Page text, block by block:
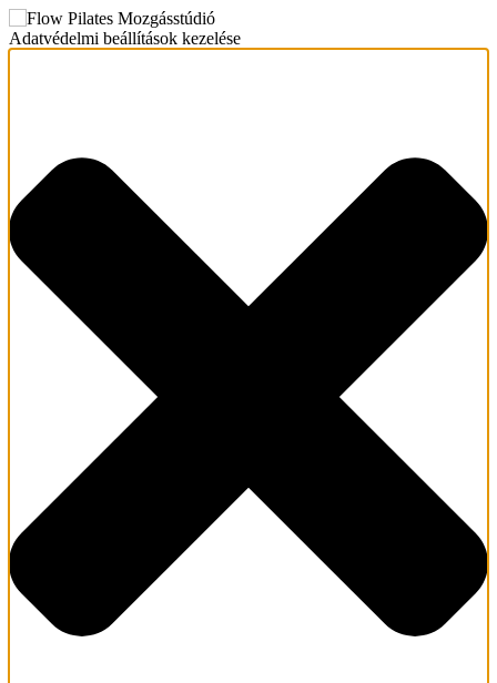
Adatvédelmi beállítások kezelése